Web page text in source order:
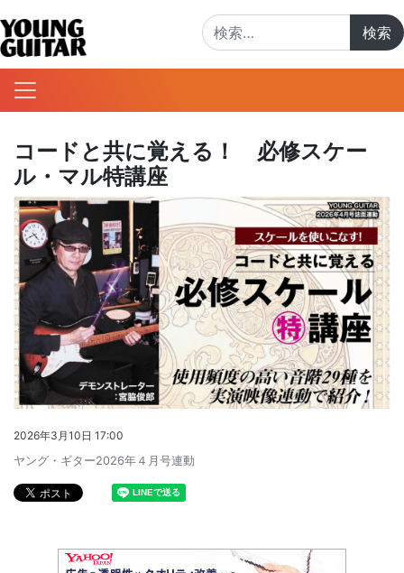
コードと共に覚える！ 必修スケー
ル・マル特講座
2026年3月10日 17:00
ヤング・ギター2026年４月号連動